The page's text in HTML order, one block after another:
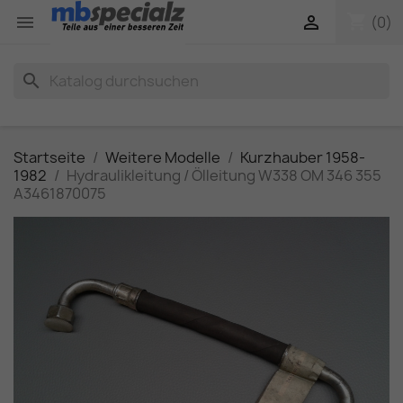
 (0)

search
Startseite Weitere Modelle
Kurzhauber 1958-
1982
Hydraulikleitung / Ölleitung W338 OM 346 355
A3461870075